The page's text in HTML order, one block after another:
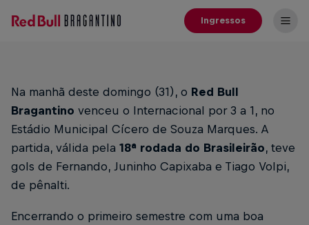
Ingressos
Na manhã deste domingo (31), o Red Bull
Bragantino venceu o Internacional por 3 a 1, no
Estádio Municipal Cícero de Souza Marques. A
partida, válida pela 18ª rodada do Brasileirão, teve
gols de Fernando, Juninho Capixaba e Tiago Volpi,
de pênalti.
Encerrando o primeiro semestre com uma boa